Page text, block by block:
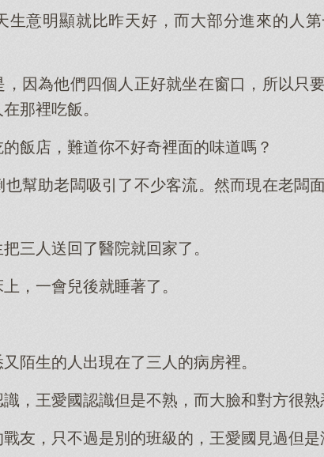
生意明顯就比昨天好，而大部分進來的人
因為他們四個人正好就坐在窗口，所以只
那裡吃飯。
飯店，難道你不好奇裡面的味道嗎？
也幫助老闆吸引了不少客流。然而現在老闆
三人送回了醫院就回家了。
，一會兒後就睡著了。
陌生的人出現在了三人的病房裡。
，王愛國認識但是不熟，而大臉和對方很熟
友，只不過是別的班級的，王愛國見過但是